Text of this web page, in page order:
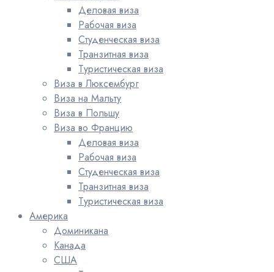
Деловая виза
Рабочая виза
Студенческая виза
Транзитная виза
Туристическая виза
Виза в Люксембург
Виза на Мальту
Виза в Польшу
Виза во Францию
Деловая виза
Рабочая виза
Студенческая виза
Транзитная виза
Туристическая виза
Америка
Доминикана
Канада
США